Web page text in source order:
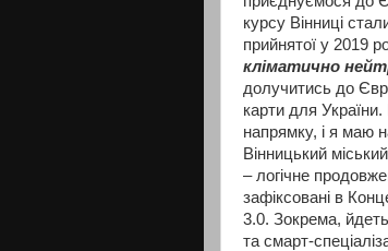
курсу Вінниці
прийнятої у 2019
кліматично
долучитись до
карти для
напрямку, і я маю
Вінницький
– логічне
зафіксовані в
3.0. Зокрема,
та смарт-